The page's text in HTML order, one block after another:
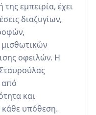
εμπειρία, έχει
διαζυγίων,
οφειλών. Η
από
και
υπόθεση.